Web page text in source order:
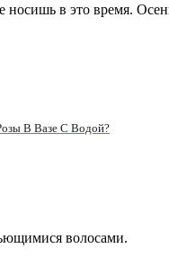
носишь в это время.
В Вазе С Водой?
волосами.